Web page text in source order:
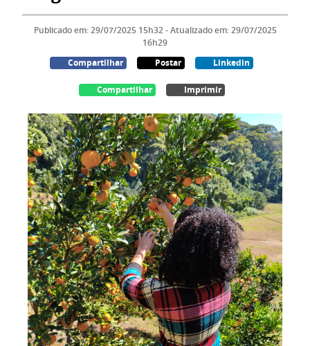
Publicado em: 29/07/2025 15h32 - Atualizado em: 29/07/2025
16h29
Compartilhar
Postar Linkedin
Compartilhar Imprimir